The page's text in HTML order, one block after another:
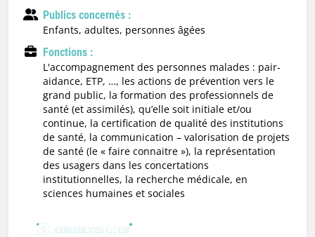
Publics concernés :
enfants, adultes, personnes âgées
Fonctions :
l'accompagnement des personnes malades : pair-
aidance, ETP, …, les actions de prévention vers le
grand public, la formation des professionnels de
santé (et assimilés), qu’elle soit initiale et/ou
continue, la certification de qualité des institutions
de santé, la communication – valorisation de projets
de santé (le « faire connaitre »), la représentation
des usagers dans les concertations
institutionnelles, la recherche médicale, en
sciences humaines et sociales
CONSULTER LE CV